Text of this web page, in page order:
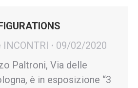
INCONTRI
09/02/2020
Paltroni, Via delle
è in esposizione “3